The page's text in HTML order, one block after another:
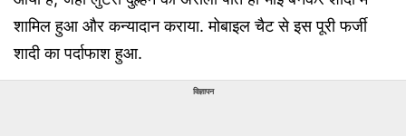
शामिल हुआ और कन्यादान कराया. मोबाइल चैट से इस पूरी फर्जी
शादी का पर्दाफाश हुआ.
विज्ञापन